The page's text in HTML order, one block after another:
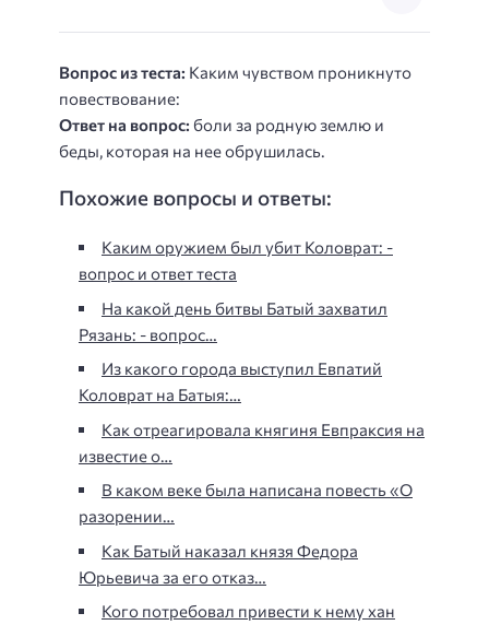
Вопрос из теста: Каким чувством проникнуто
повествование:
Ответ на вопрос: боли за родную землю и
беды, которая на нее обрушилась.
Похожие вопросы и ответы:
Каким оружием был убит Коловрат: -
вопрос и ответ теста
На какой день битвы Батый захватил
Рязань: - вопрос…
Из какого города выступил Евпатий
Коловрат на Батыя:…
Как отреагировала княгиня Евпраксия на
известие о…
В каком веке была написана повесть «О
разорении…
Как Батый наказал князя Федора
Юрьевича за его отказ…
Кого потребовал привести к нему хан